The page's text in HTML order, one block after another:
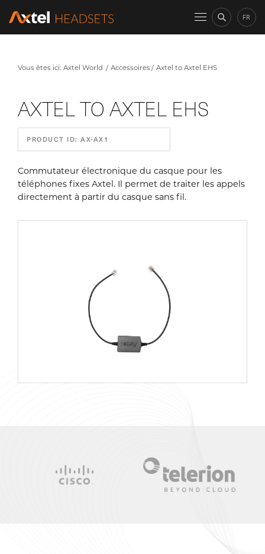
FR
Vous êtes ici: Axtel World Accessoires Axtel to Axtel EHS
AXTEL TO AXTEL EHS
PRODUCT ID: AX-AX1
Commutateur électronique du casque pour les
téléphones fixes Axtel. Il permet de traiter les appels
directement à partir du casque sans fil.